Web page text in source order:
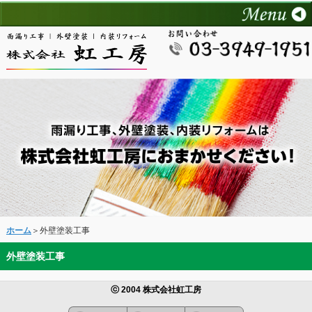
ホーム＞外壁塗装工事
外壁塗装工事
ⓒ 2004 株式会社虹工房